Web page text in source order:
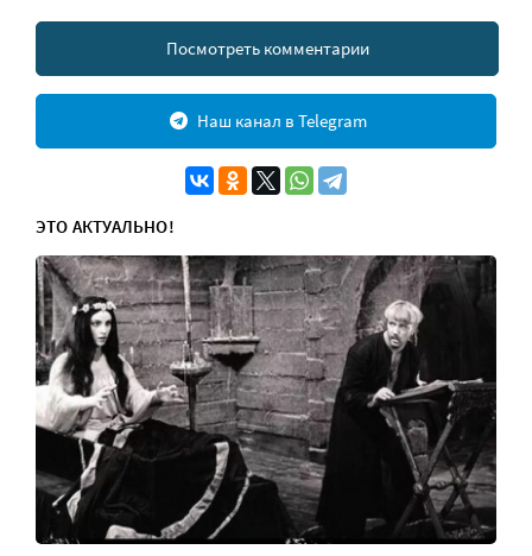
Посмотреть комментарии
Наш канал в Telegram
ЭТО АКТУАЛЬНО!